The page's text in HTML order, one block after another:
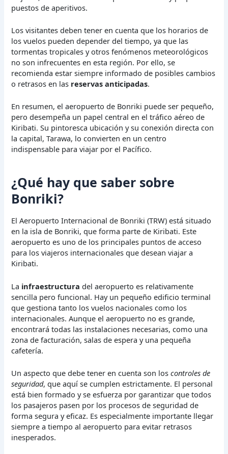
puestos de aperitivos.
Los visitantes deben tener en cuenta que los horarios de
los vuelos pueden depender del tiempo, ya que las
tormentas tropicales y otros fenómenos meteorológicos
no son infrecuentes en esta región. Por ello, se
recomienda estar siempre informado de posibles cambios
o retrasos en las reservas anticipadas.
En resumen, el aeropuerto de Bonriki puede ser pequeño,
pero desempeña un papel central en el tráfico aéreo de
Kiribati. Su pintoresca ubicación y su conexión directa con
la capital, Tarawa, lo convierten en un centro
indispensable para viajar por el Pacífico.
¿Qué hay que saber sobre
Bonriki?
El Aeropuerto Internacional de Bonriki (TRW) está situado
en la isla de Bonriki, que forma parte de Kiribati. Este
aeropuerto es uno de los principales puntos de acceso
para los viajeros internacionales que desean viajar a
Kiribati.
La infraestructura del aeropuerto es relativamente
sencilla pero funcional. Hay un pequeño edificio terminal
que gestiona tanto los vuelos nacionales como los
internacionales. Aunque el aeropuerto no es grande,
encontrará todas las instalaciones necesarias, como una
zona de facturación, salas de espera y una pequeña
cafetería.
Un aspecto que debe tener en cuenta son loscontroles de
seguridad, que aquí se cumplen estrictamente. El personal
está bien formado y se esfuerza por garantizar que todos
los pasajeros pasen por los procesos de seguridad de
forma segura y eficaz. Es especialmente importante llegar
siempre a tiempo al aeropuerto para evitar retrasos
inesperados.